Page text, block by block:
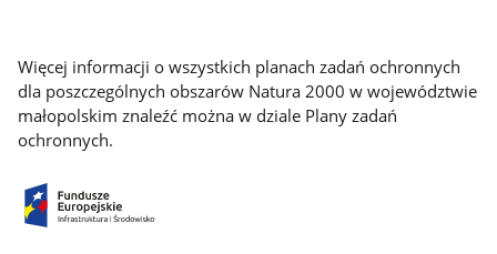
Więcej informacji o wszystkich planach zadań ochronnych
dla poszczególnych obszarów Natura 2000 w województwie
małopolskim znaleźć można w dziale Plany zadań
ochronnych.